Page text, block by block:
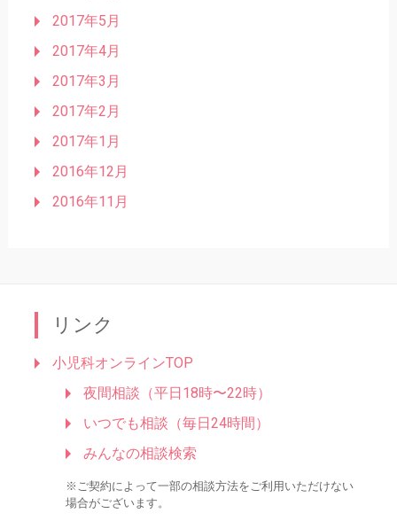
2017年5月
2017年4月
2017年3月
2017年2月
2017年1月
2016年12月
2016年11月
リンク
小児科オンラインTOP
夜間相談（平日18時〜22時）
いつでも相談（毎日24時間）
みんなの相談検索
※ご契約によって一部の相談方法をご利用いただけない
場合がございます。